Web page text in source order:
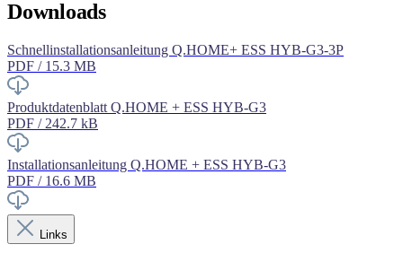
Downloads
Schnellinstallationsanleitung Q.HOME+ ESS HYB-G3-3P
PDF / 15.3 MB
Produktdatenblatt Q.HOME + ESS HYB-G3
PDF / 242.7 kB
Installationsanleitung Q.HOME + ESS HYB-G3
PDF / 16.6 MB
Links